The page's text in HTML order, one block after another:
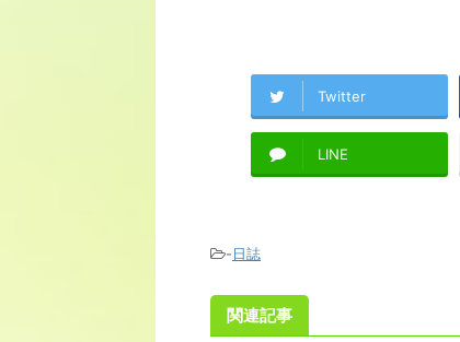
Twitter
LINE
-日誌
関連記事